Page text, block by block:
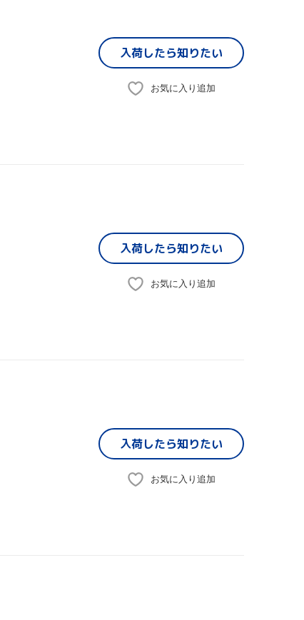
入荷したら知りたい
お気に入り追加
入荷したら知りたい
お気に入り追加
入荷したら知りたい
お気に入り追加